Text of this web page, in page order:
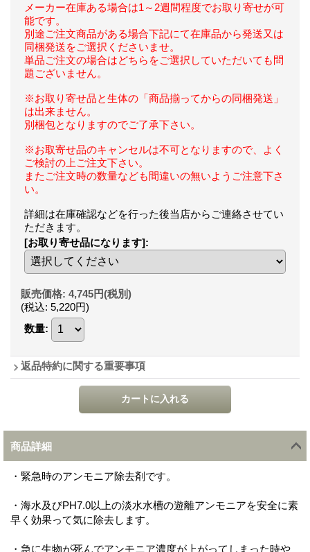
メーカー在庫ある場合は1～2週間程度でお取り寄せが可
能です。
別途ご注文商品がある場合下記にて在庫品から発送又は
同梱発送をご選択くださいませ。
単品ご注文の場合はどちらをご選択していただいても問
題ございません。
※お取り寄せ品と生体の「商品揃ってからの同梱発送」
は出来ません。
別梱包となりますのでご了承下さい。
※お取寄せ品のキャンセルは不可となりますので、よく
ご検討の上ご注文下さい。
またご注文時の数量なども間違いの無いようご注意下さ
い。
詳細は在庫確認などを行った後当店からご連絡させてい
ただきます。
[お取り寄せ品になります]:
販売価格: 4,745円(税別)
(税込: 5,220円)
数量:
返品特約に関する重要事項
商品詳細
・緊急時のアンモニア除去剤です。
・海水及びPH7.0以上の淡水水槽の遊離アンモニアを安全に素
早く効果って気に除去します。
・急に生物が死んでアンモニア濃度が上がってしまった時や